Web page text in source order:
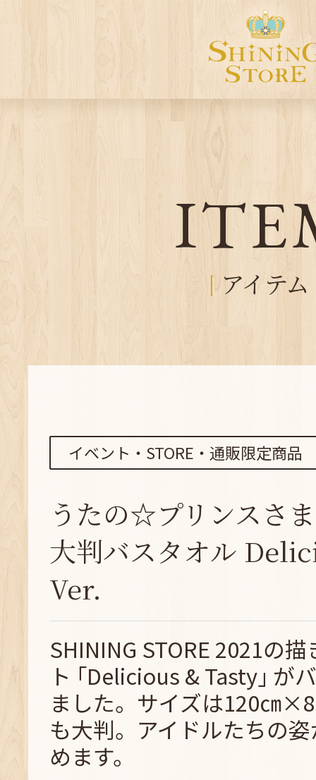
アイテム
イベント・STORE・通販限定商品
うたの☆プリンスさ
大判バスタオル
Ver.
SHINING STORE 2021の
ト ｢Delicious & Tasty｣ が
ました。サイズは120㎝
も大判。アイドルたちの
めます。